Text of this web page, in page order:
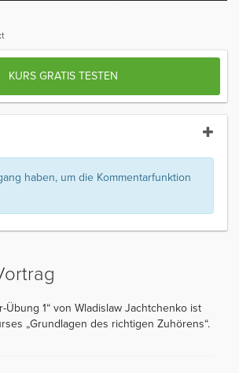
KURS GRATIS TESTEN
haben, um die Kommentarfunktion
Übung 1“ von Wladislaw Jachtchenko ist
„Grundlagen des richtigen Zuhörens“.